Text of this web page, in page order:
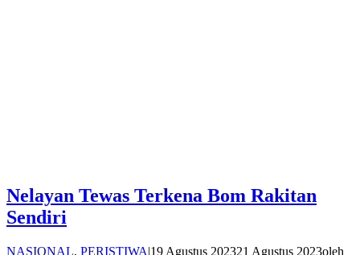
Nelayan Tewas Terkena Bom Rakitan
Sendiri
NASIONAL, PERISTIWA|19 Agustus 202321 Agustus 2023oleh